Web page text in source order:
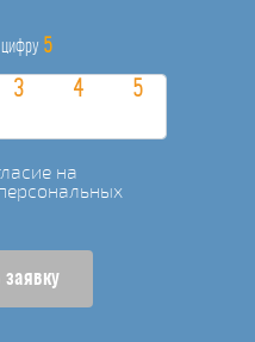
5
на
заявку